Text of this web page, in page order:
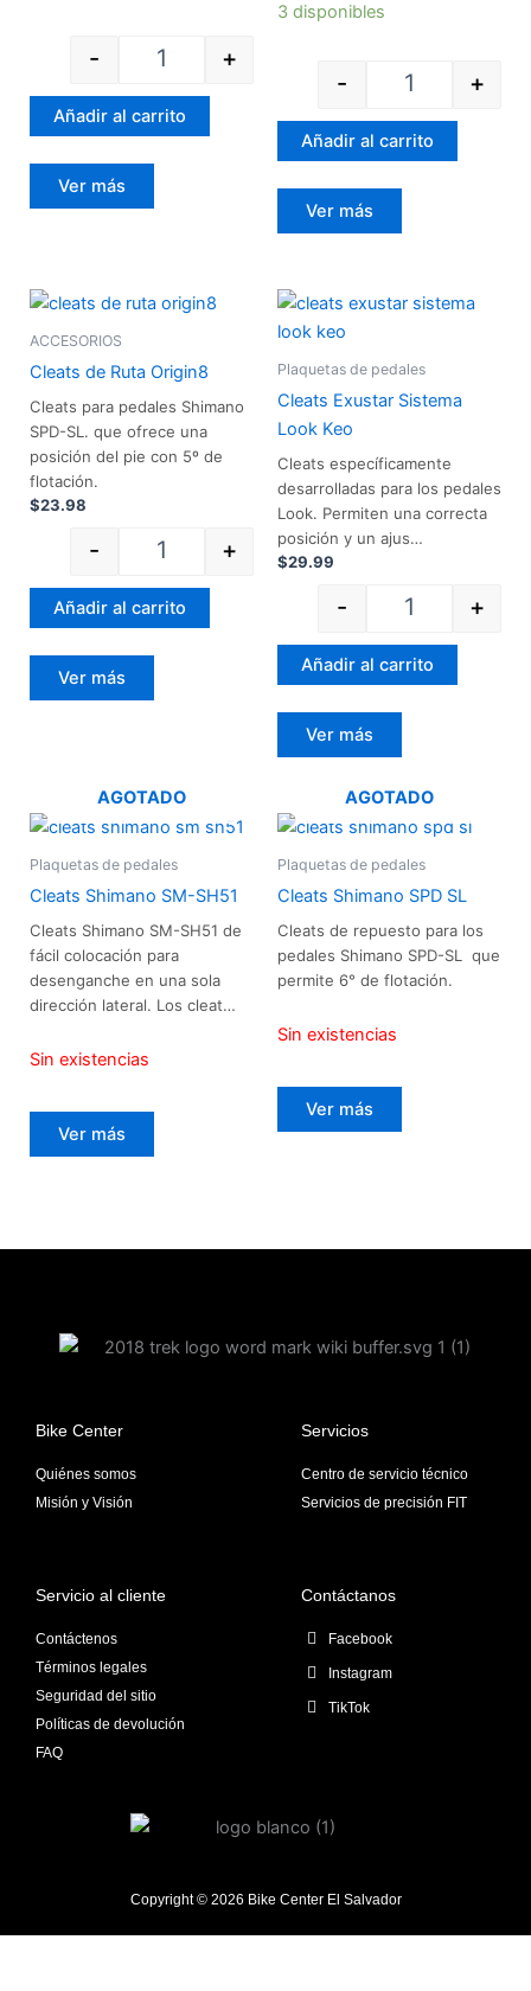
- +
Añadir al carrito
Ver más
3 disponibles
- +
Añadir al carrito
Ver más
ACCESORIOS
Cleats de Ruta Origin8
Cleats para pedales Shimano
SPD-SL. que ofrece una
posición del pie con 5º de
flotación.
$23.98
Cleats de Ruta Origin8 cantidad
- +
Añadir al carrito
Ver más
Plaquetas de pedales
Cleats Exustar Sistema
Look Keo
Cleats específicamente
desarrolladas para los pedales
Look. Permiten una correcta
posición y un ajus…
$29.99
Cleats Exustar
- +
Añadir al carrito
Ver más
AGOTADO
Plaquetas de pedales
Cleats Shimano SM-SH51
Cleats Shimano SM-SH51 de
fácil colocación para
desenganche en una sola
dirección lateral. Los cleat…
Sin existencias
Ver más
AGOTADO
Plaquetas de pedales
Cleats Shimano SPD SL
Cleats de repuesto para los
pedales Shimano SPD-SL que
permite 6° de flotación.
Sin existencias
Ver más
Bike Center
Quiénes somos
Misión y Visión
Servicios
Centro de servicio técnico
Servicios de precisión FIT
Servicio al cliente
Contáctenos
Términos legales
Seguridad del sitio
Políticas de devolución
FAQ
Contáctanos
Facebook
Instagram
TikTok
Copyright © 2026 Bike Center El Salvador